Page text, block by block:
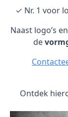
✓ Nr. 1 voor
Naast logo’s
de
Ontdek